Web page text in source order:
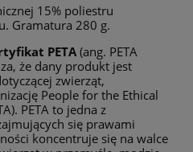
15% poliestru
Gramatura 280 g.
PETA (ang. PETA
że dany produkt jest
zwierząt,
People for the Ethical
PETA to jedna z
się prawami
koncentruje się na walce